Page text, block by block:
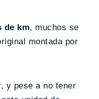
de km, muchos se
montada por
y pese a no tener